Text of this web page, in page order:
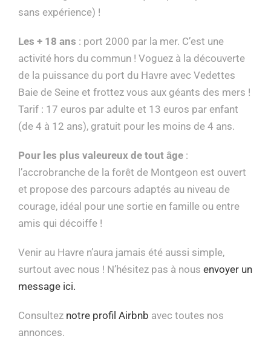
sans expérience) !
Les + 18 ans : port 2000 par la mer. C’est une
activité hors du commun ! Voguez à la découverte
de la puissance du port du Havre avec Vedettes
Baie de Seine et frottez vous aux géants des mers !
Tarif : 17 euros par adulte et 13 euros par enfant
(de 4 à 12 ans), gratuit pour les moins de 4 ans.
Pour les plus valeureux de tout âge :
l’accrobranche de la forêt de Montgeon est ouvert
et propose des parcours adaptés au niveau de
courage, idéal pour une sortie en famille ou entre
amis qui décoiffe !
Venir au Havre n’aura jamais été aussi simple,
surtout avec nous ! N’hésitez pas à nous envoyer un
message ici.
Consultez notre profil Airbnb avec toutes nos
annonces.